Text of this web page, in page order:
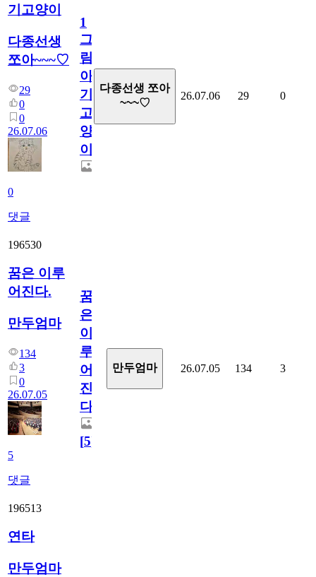
기고양이
다종선생
쪼아~~~♡
29
0
0
26.07.06
0
댓글
1
그
림...
아
기
고
양
이
다종선생 쪼아
~~~♡
26.07.06 29 0
196530
꿈은 이루
어진다.
만두엄마
134
3
0
26.07.05
5
댓글
꿈
은
이
루
어
진
다.
[5]
만두엄마 26.07.05 134 3
196513
연타
만두엄마